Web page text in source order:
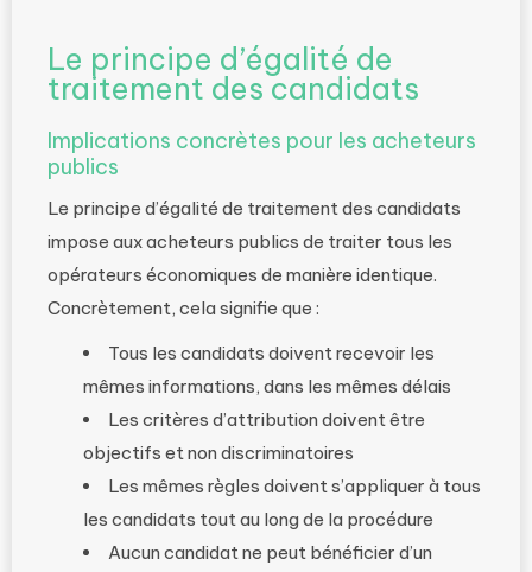
Le principe d’égalité de
traitement des candidats
Implications concrètes pour les acheteurs
publics
Le principe d’égalité de traitement des candidats
impose aux acheteurs publics de traiter tous les
opérateurs économiques de manière identique.
Concrètement, cela signifie que :
Tous les candidats doivent recevoir les
mêmes informations, dans les mêmes délais
Les critères d’attribution doivent être
objectifs et non discriminatoires
Les mêmes règles doivent s’appliquer à tous
les candidats tout au long de la procédure
Aucun candidat ne peut bénéficier d’un